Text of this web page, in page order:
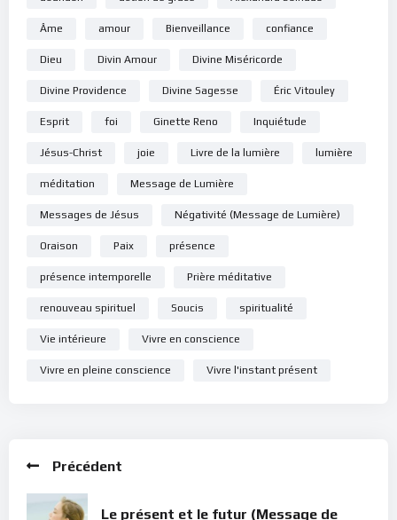
Âme amour Bienveillance confiance
Dieu Divin Amour Divine Miséricorde
Divine Providence Divine Sagesse Éric Vitouley
Esprit foi Ginette Reno Inquiétude
Jésus-Christ joie Livre de la lumière lumière
méditation Message de Lumière
Messages de Jésus Négativité (Message de Lumière)
Oraison Paix présence
présence intemporelle Prière méditative
renouveau spirituel Soucis spiritualité
Vie intérieure Vivre en conscience
Vivre en pleine conscience Vivre l'instant présent
Précédent
Le présent et le futur (Message de